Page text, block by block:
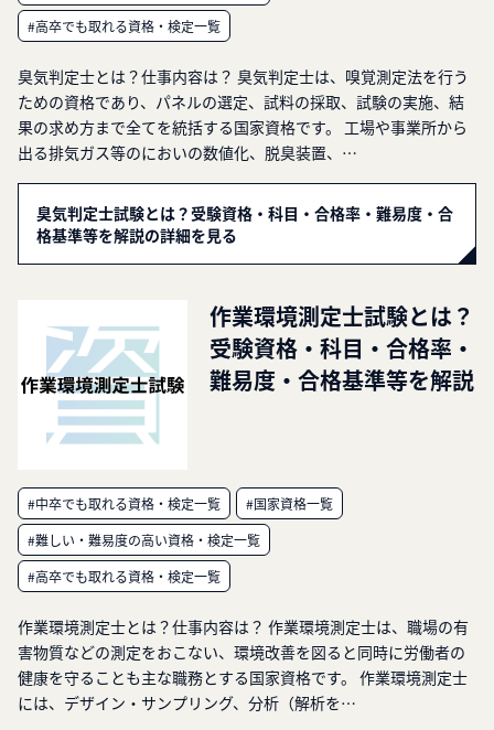
#高卒でも取れる資格・検定一覧
臭気判定士とは？仕事内容は？ 臭気判定士は、嗅覚測定法を行う
ための資格であり、パネルの選定、試料の採取、試験の実施、結
果の求め方まで全てを統括する国家資格です。 工場や事業所から
出る排気ガス等のにおいの数値化、脱臭装置、…
臭気判定士試験とは？受験資格・科目・合格率・難易度・合
格基準等を解説の詳細を見る
作業環境測定士試験とは？
受験資格・科目・合格率・
難易度・合格基準等を解説
#中卒でも取れる資格・検定一覧
#国家資格一覧
#難しい・難易度の高い資格・検定一覧
#高卒でも取れる資格・検定一覧
作業環境測定士とは？仕事内容は？ 作業環境測定士は、職場の有
害物質などの測定をおこない、環境改善を図ると同時に労働者の
健康を守ることも主な職務とする国家資格です。 作業環境測定士
には、デザイン・サンプリング、分析（解析を…